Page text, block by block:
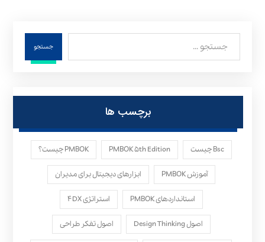
جستجو
برچسب ها
Bsc چیست PMBOK ۵th Edition PMBOK چیست؟
آموزش PMBOK ابزارهای دیجیتال برای مدیران
استانداردهای PMBOK استراتژی ۴DX
اصول Design Thinking اصول تفکر طراحی